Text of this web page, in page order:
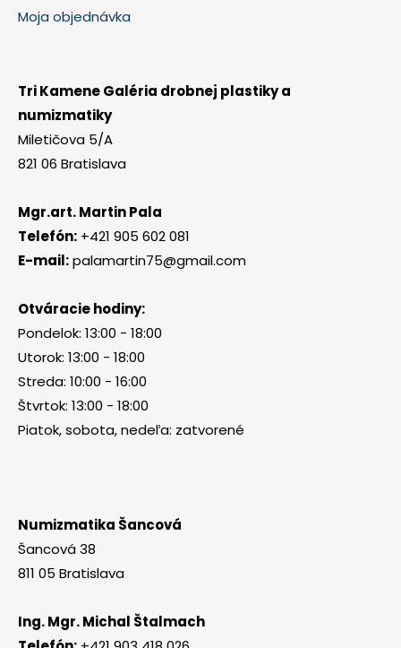
Moja objednávka
Tri Kamene Galéria drobnej plastiky a
numizmatiky
Miletičova 5/A
821 06 Bratislava
Mgr.art. Martin Pala
Telefón: +421 905 602 081
E-mail:palamartin75@gmail.com
Otváracie hodiny:
Pondelok: 13:00 - 18:00
Utorok: 13:00 - 18:00
Streda: 10:00 - 16:00
Štvrtok: 13:00 - 18:00
Piatok, sobota, nedeľa: zatvorené
Numizmatika Šancová
Šancová 38
811 05 Bratislava
Ing. Mgr. Michal Štalmach